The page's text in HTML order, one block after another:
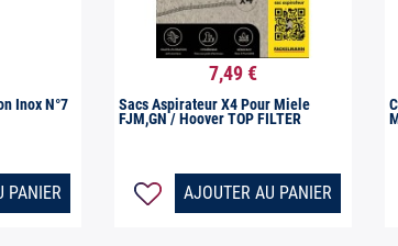
Inox N°7
PANIER
Aperçu rapide
7,49 €
Sacs Aspirateur X4 Pour Miele
FJM,GN / Hoover TOP FILTER
AJOUTER AU PANIER